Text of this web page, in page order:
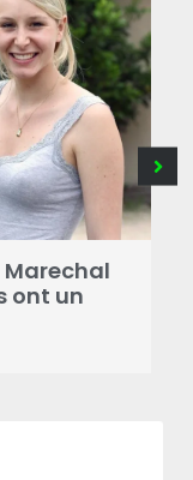
Marechal
ont un